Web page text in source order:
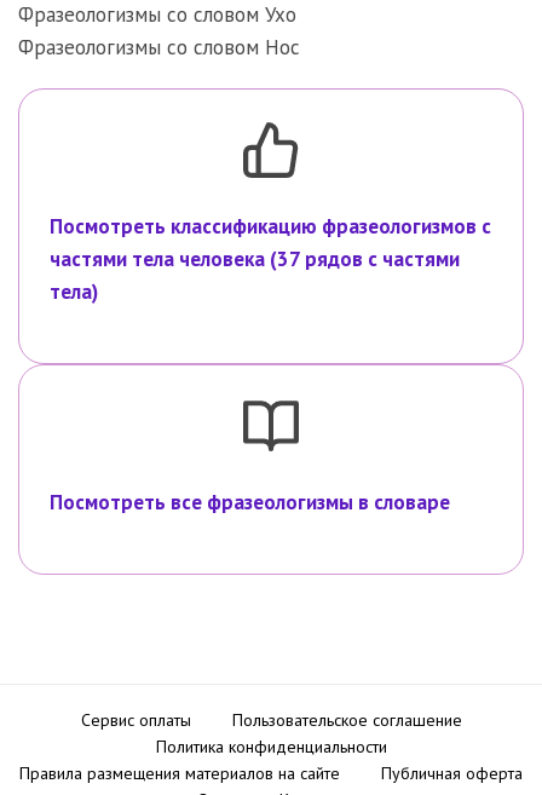
Фразеологизмы со словом Ухо
Фразеологизмы со словом Нос
Посмотреть классификацию фразеологизмов с
частями тела человека (37 рядов с частями
тела)
Посмотреть все фразеологизмы в словаре
Сервис оплаты
Пользовательское соглашение
Политика конфиденциальности
Правила размещения материалов на сайте
Публичная оферта